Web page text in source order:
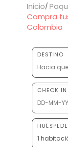
Inicio
Compra
Colombia
DESTINO
CHECK IN
1